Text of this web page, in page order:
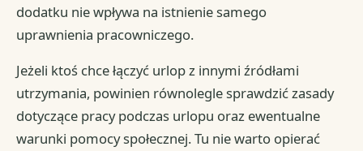
dodatku nie wpływa na istnienie samego
uprawnienia pracowniczego.
Jeżeli ktoś chce łączyć urlop z innymi źródłami
utrzymania, powinien równolegle sprawdzić zasady
dotyczące pracy podczas urlopu oraz ewentualne
warunki pomocy społecznej. Tu nie warto opierać